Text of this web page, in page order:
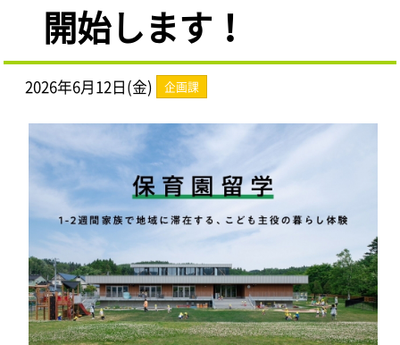
開始します！
2026年6月12日(金) 企画課